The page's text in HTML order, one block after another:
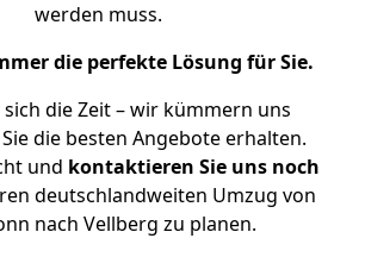
werden muss.
die perfekte Lösung für Sie.
sich die Zeit – wir kümmern uns
die besten Angebote erhalten.
und kontaktieren Sie uns noch
deutschlandweiten Umzug von
nach Vellberg zu planen.